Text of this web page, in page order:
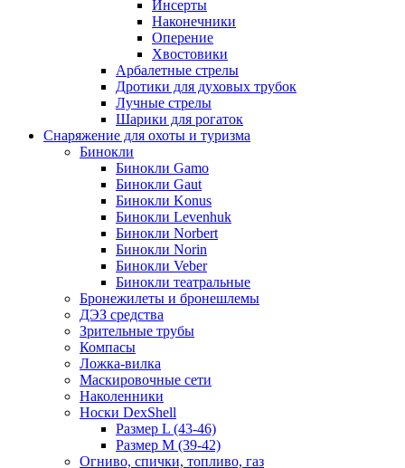
Инсерты
Наконечники
Оперение
Хвостовики
Арбалетные стрелы
Дротики для духовых трубок
Лучные стрелы
Шарики для рогаток
Снаряжение для охоты и туризма
Бинокли
Бинокли Gamo
Бинокли Gaut
Бинокли Konus
Бинокли Levenhuk
Бинокли Norbert
Бинокли Norin
Бинокли Veber
Бинокли театральные
Бронежилеты и бронешлемы
ДЭЗ средства
Зрительные трубы
Компасы
Ложка-вилка
Маскировочные сети
Наколенники
Носки DexShell
Размер L (43-46)
Размер M (39-42)
Огниво, спички, топливо, газ